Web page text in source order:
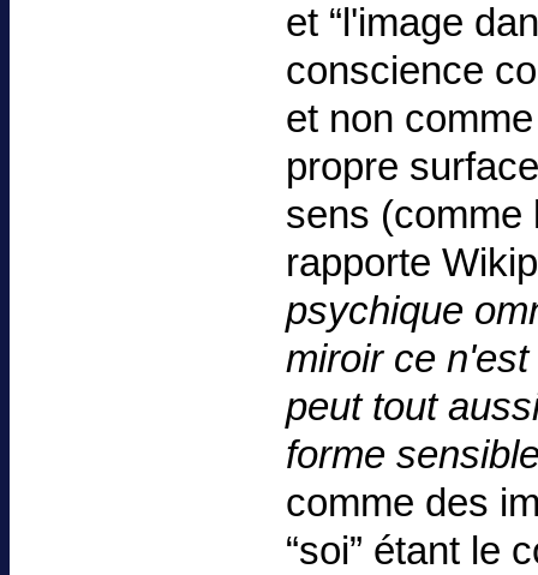
et “l'image
conscience
et non
propre
sens (comme
rapporte
psychique
miroir ce
peut tout
forme
comme des
“soi” étant le